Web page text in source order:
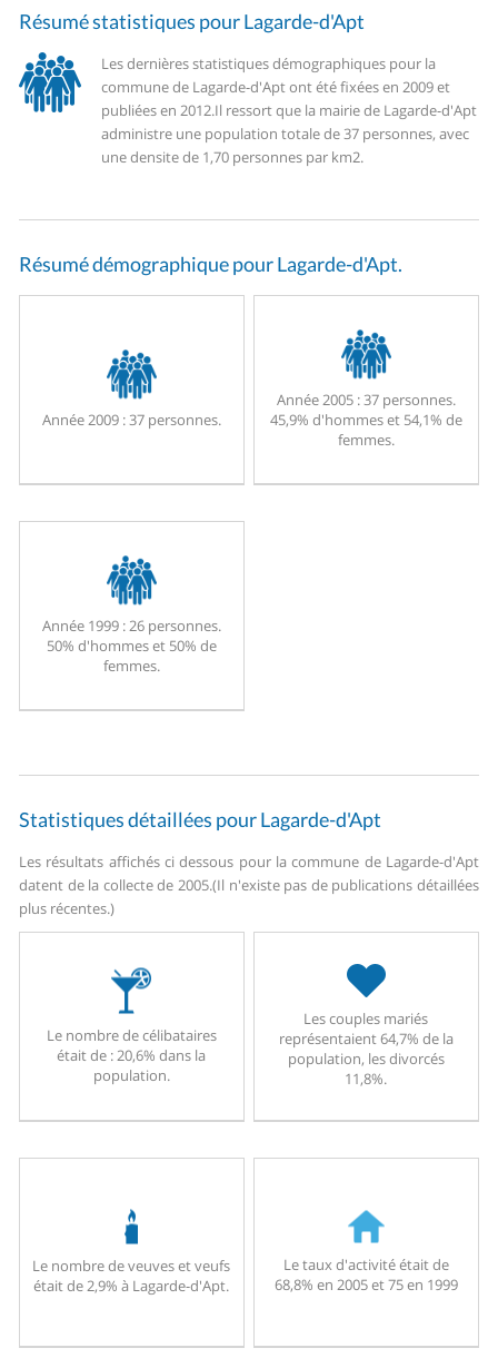
Résumé statistiques pour Lagarde-d'Apt
Les dernières statistiques démographiques pour la
commune de Lagarde-d'Apt ont été fixées en 2009 et
publiées en 2012.Il ressort que la mairie de Lagarde-d'Apt
administre une population totale de 37 personnes, avec
une densite de 1,70 personnes par km2.
Résumé démographique pour Lagarde-d'Apt.
Année 2009 :37 personnes.
Année 2005 :37 personnes.
45,9% d'hommes et 54,1% de
femmes.
Année 1999 :26 personnes.
50% d'hommes et 50% de
femmes.
Statistiques détaillées pour Lagarde-d'Apt
Les résultats affichés ci dessous pour la commune de Lagarde-d'Apt
datent de la collecte de 2005.(Il n'existe pas de publications détaillées
plus récentes.)
Le nombre de célibataires
était de : 20,6% dans la
population.
Les couples mariés
représentaient 64,7% de la
population, les divorcés
11,8%.
Le nombre de veuves et veufs
était de 2,9% à Lagarde-d'Apt.
Le taux d'activité était de
68,8% en 2005 et 75 en 1999